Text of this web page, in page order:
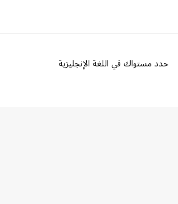
حدد مستواك في اللغة الإنجليزية